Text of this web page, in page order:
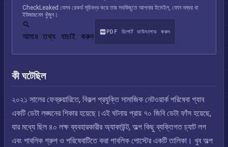
CheckLeaked যেসব রেকর্ড সূচিবদ্ধ করে তার সবকিছুতে আপনার ইমেইল, ফোন নম্বর বা
ইউজারনেম খুঁজুন।
আমার তথ্য যাচাই করুন PDF রিপোর্ট ডাউনলোড করুন
কী ঘটেছিল
২০২১ সালের ফেব্রুয়ারিতে, বিকল্প প্রযুক্তি সামাজিক নেটওয়ার্ক পরিষেবা গ্যাব
একটি ডেটা লঙ্ঘনের শিকার হয়েছে।এই ঘটনায় প্রায় ৭০ জিবি ডেটা ফাঁস হয়েছে,
যার মধ্যে ছিল ৪০ লক্ষ ব্যবহারকারীর অ্যাকাউন্ট, অল্প কিছু ব্যক্তিগত চ্যাট লগ
এবং পাবলিক গ্রুপ ও পরিষেবাটিতে করা পাবলিক পোস্টের একটি তালিকা। খুব অল্প